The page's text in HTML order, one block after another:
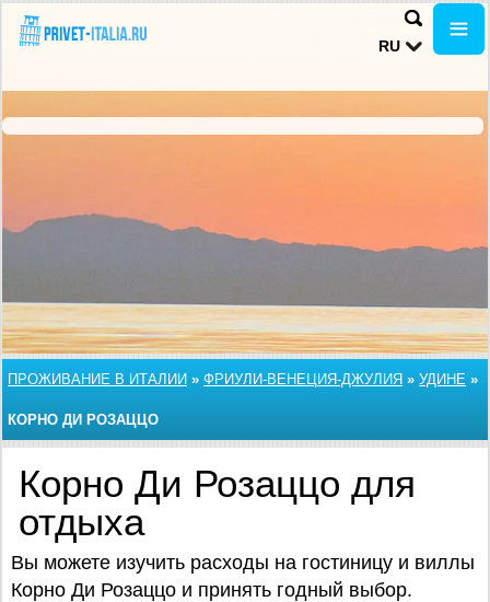
RU
ПРОЖИВАНИЕ В ИТАЛИИ » ФРИУЛИ-ВЕНЕЦИЯ-ДЖУЛИЯ » УДИНЕ »
КОРНО ДИ РОЗАЦЦО
Корно Ди Розаццо для
отдыха
Вы можете изучить расходы на гостиницу и виллы
Корно Ди Розаццо и принять годный выбор.